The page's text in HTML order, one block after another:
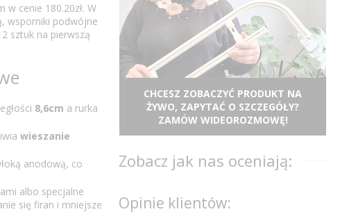
w cenie 180.20zł. W
wsporniki podwójne
sztuk na pierwszą
8,6cm a rurka
wieszanie
anodową, co
albo specjalne
się firan i mniejsze
CHCESZ ZOBACZYĆ PRODUKT NA
ŻYWO, ZAPYTAĆ O SZCZEGÓŁY?
ZAMÓW WIDEOROZMOWĘ!
Zobacz jak nas oceniają:
Opinie klientów: